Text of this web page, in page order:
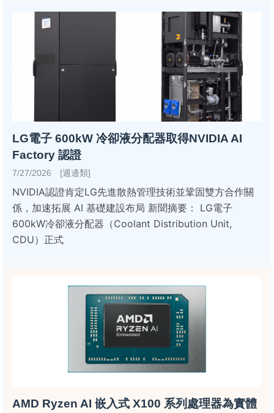
LG電子 600kW 冷卻液分配器取得NVIDIA AI
Factory 認證
7/27/2026 [週邊類]
NVIDIA認證肯定LG先進散熱管理技術並鞏固雙方合作關
係，加速拓展 AI 基礎建設布局 新聞摘要： LG電子
600kW冷卻液分配器（Coolant Distribution Unit,
CDU）正式
AMD Ryzen AI 嵌入式 X100 系列處理器為實體